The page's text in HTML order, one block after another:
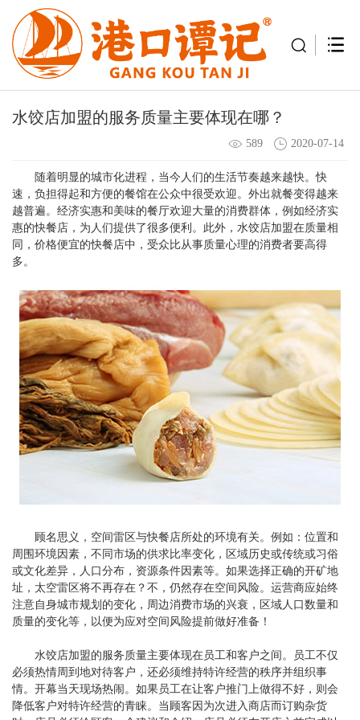
水饺店加盟的服务质量主要体现在哪？
589 2020-07-14
随着明显的城市化进程，当今人们的生活节奏越来越快。快
速，负担得起和方便的餐馆在公众中很受欢迎。外出就餐变得越来
越普遍。经济实惠和美味的餐厅欢迎大量的消费群体，例如经济实
惠的快餐店，为人们提供了很多便利。此外，水饺店加盟在质量相
同，价格便宜的快餐店中，受众比从事质量心理的消费者要高得
多。
顾名思义，空间雷区与快餐店所处的环境有关。例如：位置和
周围环境因素，不同市场的供求比率变化，区域历史或传统或习俗
或文化差异，人口分布，资源条件因素等。如果选择正确的开矿地
址，太空雷区将不再存在？不，仍然存在空间风险。运营商应始终
注意自身城市规划的变化，周边消费市场的兴衰，区域人口数量和
质量的变化等，以便为应对空间风险提前做好准备！
水饺店加盟的服务质量主要体现在员工和客户之间。员工不仅
必须热情周到地对待客户，还必须维持特许经营的秩序并组织事
情。开幕当天现场热闹。如果员工在让客户推门上做得不好，则会
降低客户对特许经营的青睐。当顾客因为次进入商店而订购杂货